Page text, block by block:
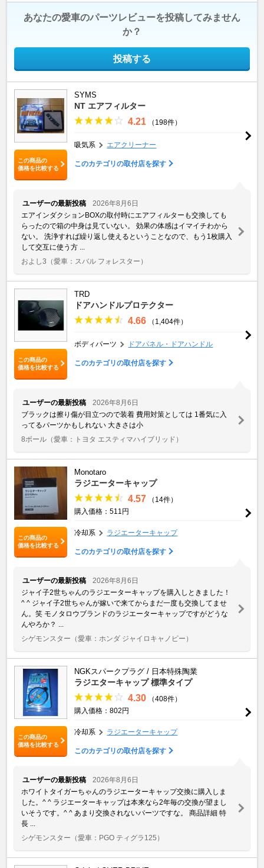
あなたの愛車のパーツレビューを投稿してみません
か？
投稿する
この商品の
価格を比較する
SYMS
NT エアフィルター
4.21 （198件）
吸気系 エアクリーナー
このカテゴリの取付店を探す
ユーザーの最新投稿
2026年8月6日
エアインダクションBOXの取付時にエアフィルターも交換しても
らったので箱の中身は見ていない。 効果の体感はイマイチわから
ない。 洗浄すれば繰り返し使えるということなので、もう1枚購入
して交互に使う方 ...
およし3 （愛車：スバル フォレスター）
この商品の
価格を比較する
TRD
ドアハンドルプロテクター
4.66 （1,404件）
ボディパーツ ドアパネル・ドアハンドル
このカテゴリの取付店を探す
ユーザーの最新投稿
2026年8月6日
ブラックは擦り傷が目立つので装着 費用対策としては 1番気に入
ってるパーツかもしれない 大きさは小
8ボール （愛車：トヨタ エスティマハイブリッド）
この商品の
価格を比較する
Monotaro
ラジエーターキャップ
4.57
（14件）
購入価格：511円
冷却系 ラジエーターキャップ
このカテゴリの取付店を探す
ユーザーの最新投稿
2026年8月6日
ジャイ子2世ちゃんのラジエーターキャップを購入しときました！
^ ^ ジャイ子2世ちゃんが嫁いで来てからまだ一度も交換してませ
ん。笑 モノタロウブランドのラジエーターキャップですがどうな
んやろか？ ...
シゲモンスター （愛車：ホンダ ジャイロキャノピー）
この商品の
価格を比較する
NGKスパークプラグ / 日本特殊陶業
ラジエターキャップ 標準タイプ
4.30
（408件）
購入価格：802円
冷却系 ラジエーターキャップ
このカテゴリの取付店を探す
ユーザーの最新投稿
2026年8月6日
ホワイトタイガーちゃんのラジエーターキャップ交換に購入しま
した。^ ^ ラジエーターキャップは本来なら2年毎の交換が望まし
いそうです。^ ^ あまり交換されないパーツですな。 商品詳細 特
長 ...
シゲモンスター （愛車：PGO ティグラ125）